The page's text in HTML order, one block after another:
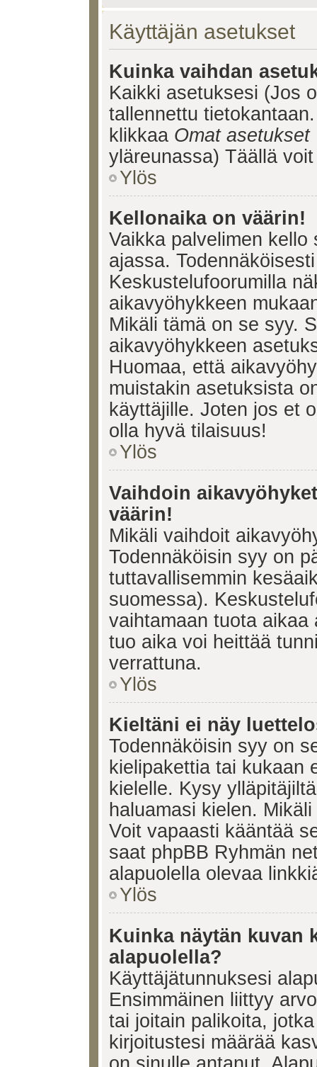
Käyttäjän asetukset
Kuinka vaihdan
Kaikki asetuksesi (Jos
tallennettu
klikkaa Omat asetukset
yläreunassa) Täällä
Ylös
Kellonaika on väärin!
Vaikka palvelimen
ajassa.
Keskustelufoorumilla
aikavyöhykkeen
Mikäli tämä on se syy.
aikavyöhykkeen
Huomaa, että
muistakin asetuksista
käyttäjille. Joten jos et
olla hyvä tilaisuus!
Ylös
Vaihdoin
väärin!
Mikäli vaihdoit
Todennäköisin syy on
tuttavallisemmin
suomessa).
vaihtamaan tuota
tuo aika voi heittää
verrattuna.
Ylös
Kieltäni ei näy
Todennäköisin syy on
kielipakettia tai kukaan
kielelle. Kysy
haluamasi kielen.
Voit vapaasti kääntää
saat phpBB Ryhmän
alapuolella olevaa
Ylös
Kuinka näytän kuvan
alapuolella?
Käyttäjätunnuksesi
Ensimmäinen liittyy
tai joitain palikoita,
kirjoitustesi määrää